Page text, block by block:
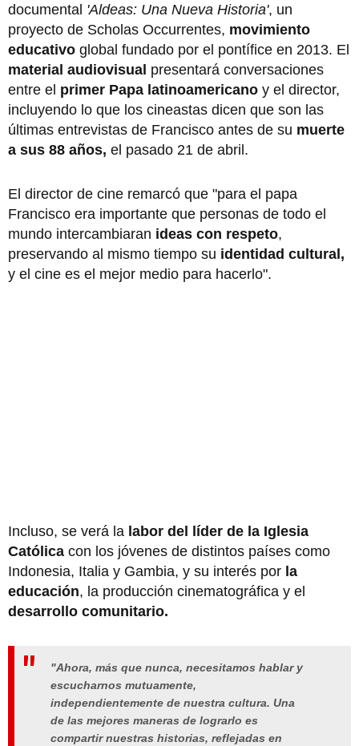
documental 'Aldeas: Una Nueva Historia', un
proyecto de Scholas Occurrentes, movimiento
educativo global fundado por el pontífice en 2013. El
material audiovisual presentará conversaciones
entre el primer Papa latinoamericano y el director,
incluyendo lo que los cineastas dicen que son las
últimas entrevistas de Francisco antes de su muerte
a sus 88 años, el pasado 21 de abril.
El director de cine remarcó que "para el papa
Francisco era importante que personas de todo el
mundo intercambiaran ideas con respeto,
preservando al mismo tiempo su identidad cultural,
y el cine es el mejor medio para hacerlo".
Incluso, se verá la labor del líder de la Iglesia
Católica con los jóvenes de distintos países como
Indonesia, Italia y Gambia, y su interés por la
educación, la producción cinematográfica y el
desarrollo comunitario.
"Ahora, más que nunca, necesitamos hablar y
escucharnos mutuamente,
independientemente de nuestra cultura. Una
de las mejores maneras de lograrlo es
compartir nuestras historias, reflejadas en